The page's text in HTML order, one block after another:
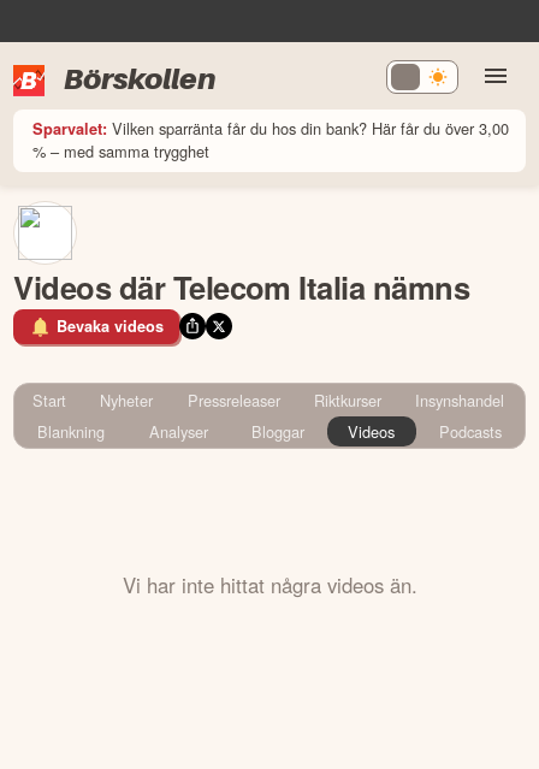
Börskollen
Sparvalet: Vilken sparränta får du hos din bank? Här får du över 3,00
% – med samma trygghet
Videos där Telecom Italia nämns
Bevaka videos
Start Nyheter Pressreleaser Riktkurser
Insynshandel
Blankning
Analyser Bloggar Videos Podcasts
Vi har inte hittat några videos än.